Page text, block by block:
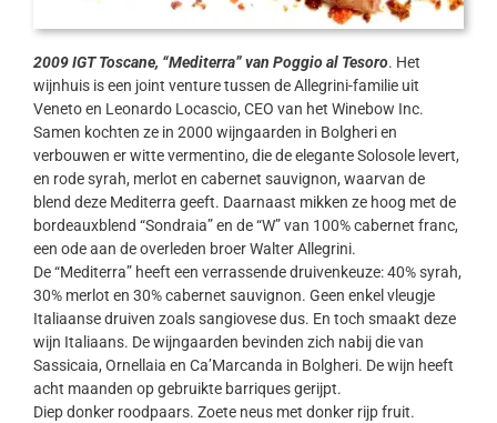
2009 IGT Toscane, “Mediterra” van Poggio al Tesoro. Het
wijnhuis is een joint venture tussen de Allegrini-familie uit
Veneto en Leonardo Locascio, CEO van het Winebow Inc.
Samen kochten ze in 2000 wijngaarden in Bolgheri en
verbouwen er witte vermentino, die de elegante Solosole levert,
en rode syrah, merlot en cabernet sauvignon, waarvan de
blend deze Mediterra geeft. Daarnaast mikken ze hoog met de
bordeauxblend “Sondraia” en de “W” van 100% cabernet franc,
een ode aan de overleden broer Walter Allegrini.
De “Mediterra” heeft een verrassende druivenkeuze: 40% syrah,
30% merlot en 30% cabernet sauvignon. Geen enkel vleugje
Italiaanse druiven zoals sangiovese dus. En toch smaakt deze
wijn Italiaans. De wijngaarden bevinden zich nabij die van
Sassicaia, Ornellaia en Ca’Marcanda in Bolgheri. De wijn heeft
acht maanden op gebruikte barriques gerijpt.
Diep donker roodpaars. Zoete neus met donker rijp fruit.